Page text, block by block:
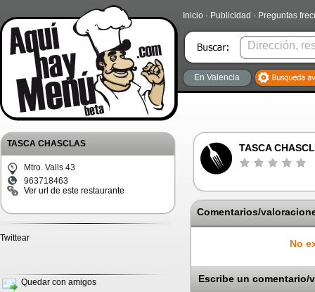
Inicio · Publicidad · Preguntas
En Valencia
TASCA CHASCLAS
Mtro. Valls 43
963718463
Ver url de este restaurante
Twittear
Quedar con amigos
TASCA
Comentarios/
No
Escribe un comentario/